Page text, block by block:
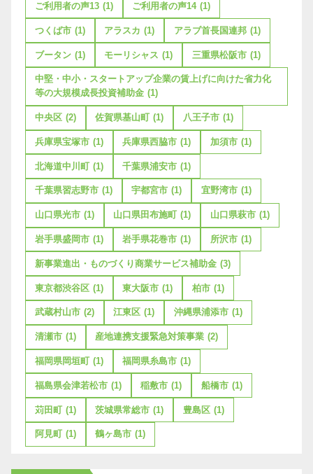
ご利用者の声13 (1) ご利用者の声14 (1)
つくば市 (1) アラスカ (1) アラブ首長国連邦 (1)
ブータン (1) モーリシャス (1) 三重県松阪市 (1)
中堅・中小・スタートアップ企業の賃上げに向けた省力化
等の大規模成長投資補助金 (1)
中央区 (2) 佐賀県基山町 (1) 八王子市 (1)
兵庫県宝塚市 (1) 兵庫県西脇市 (1) 加須市 (1)
北海道中川町 (1) 千葉県浦安市 (1)
千葉県習志野市 (1) 宇都宮市 (1) 宜野湾市 (1)
山口県光市 (1) 山口県田布施町 (1) 山口県萩市 (1)
岩手県盛岡市 (1) 岩手県花巻市 (1) 所沢市 (1)
新事業進出・ものづくり商業サービス補助金 (3)
東京都渋谷区 (1) 東大阪市 (1) 柏市 (1)
武蔵村山市 (2) 江東区 (1) 沖縄県浦添市 (1)
清瀬市 (1) 産地連携支援緊急対策事業 (2)
福岡県岡垣町 (1) 福岡県糸島市 (1)
福島県会津若松市 (1) 稲敷市 (1) 船橋市 (1)
苅田町 (1) 茨城県常総市 (1) 豊島区 (1)
阿見町 (1) 鶴ヶ島市 (1)